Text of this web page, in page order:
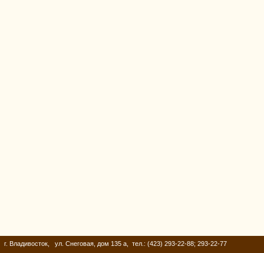
г. Владивосток, ул. Снеговая, дом 135 а, тел.: (423) 293-22-88; 293-22-77